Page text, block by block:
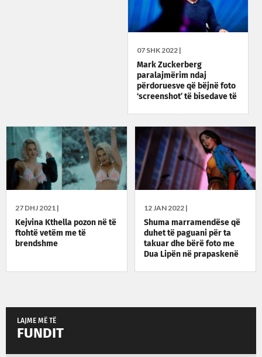
07 SHK 2022 |
Mark Zuckerberg
paralajmërim ndaj
përdoruesve që bëjnë foto
‘screenshot’ të bisedave të
12 JAN 2022 |
Shuma marramendëse që
duhet të paguani për ta
takuar dhe bërë foto me
Dua Lipën në prapaskenë
27 DHJ 2021 |
Kejvina Kthella pozon në të
ftohtë vetëm me të
brendshme
LAJME MË TË
FUNDIT